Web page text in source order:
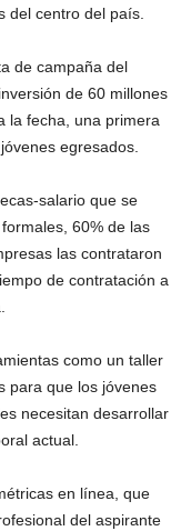
del centro del país.
de campaña del
de 60 millones
la fecha, una primera
egresados.
salario que se
60% de las
las contrataron
de contratación a
como un taller
para que los jóvenes
necesitan desarrollar
actual.
en línea, que
del aspirante